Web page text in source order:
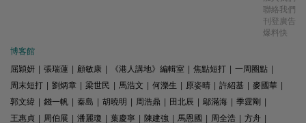
聯絡我們
刊登廣告
爆料快
博客館
屈穎妍
張瑞蓮 顧敏康 《港人講地》編輯室 焦點短打 一周圈點
周末短打
劉炳章 梁世民 馬浩文 何濼生 原姿晴 許紹基 麥國華
郭文緯
錢一帆 秦島 胡曉明 周浩鼎 田北辰 鄔滿海 季霆剛
王惠貞
周伯展 潘麗瓊 葉慶寧 陳建強 馬恩國 周全浩 方舟